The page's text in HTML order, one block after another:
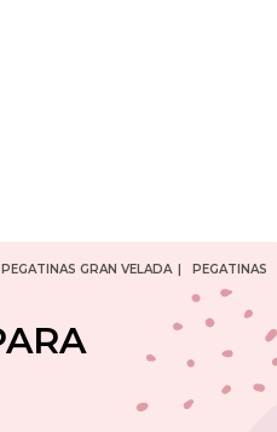
PEGATINAS GRAN VELADA
PEGATINAS